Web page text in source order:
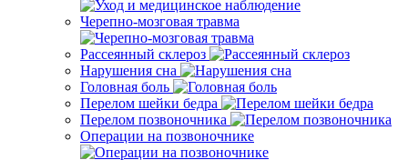
Черепно-мозговая травма
Рассеянный склероз
Нарушения сна
Головная боль
Перелом шейки бедра
Перелом позвоночника
Операции на позвоночнике